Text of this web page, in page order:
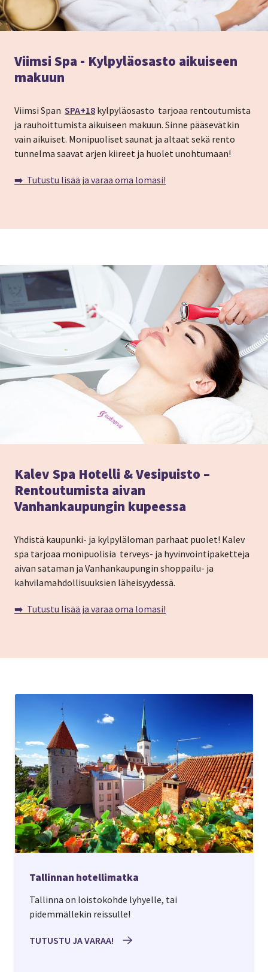
Viimsi Spa - Kylpyläosasto aikuiseen
makuun
Viimsi Span SPA+18 kylpyläosasto tarjoaa rentoutumista
ja rauhoittumista aikuiseen makuun. Sinne pääsevätkin
vain aikuiset. Monipuoliset saunat ja altaat sekä rento
tunnelma saavat arjen kiireet ja huolet unohtumaan!
➡️ Tutustu lisää ja varaa oma lomasi!
Kalev Spa Hotelli & Vesipuisto –
Rentoutumista aivan
Vanhankaupungin kupeessa
Yhdistä kaupunki- ja kylpyläloman parhaat puolet! Kalev
spa tarjoaa monipuolisia terveys- ja hyvinvointipaketteja
aivan sataman ja Vanhankaupungin shoppailu- ja
kahvilamahdollisuuksien läheisyydessä.
➡️ Tutustu lisää ja varaa oma lomasi!
Tallinnan hotellimatka
Tallinna on loistokohde lyhyelle, tai
pidemmällekin reissulle!
TUTUSTU JA VARAA!